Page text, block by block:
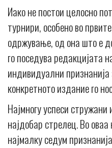
Иако не постои целосно
турнири, особено во
одржување, од она што е
го поседува редакцијата
индивидуални
конкретното издание го
Најмногу успеси
најдобар стрелец. Во
најмалку седум